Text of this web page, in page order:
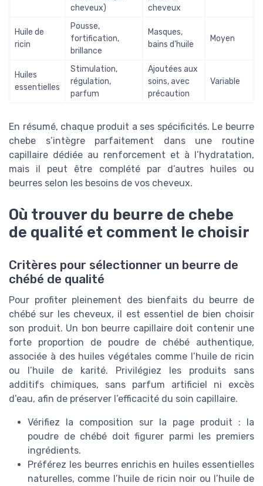
cheveux)
cheveux
Huile de
ricin
Pousse,
fortification,
brillance
Masques,
bains d’huile
Moyen
Huiles
essentielles
Stimulation,
régulation,
parfum
Ajoutées aux
soins, avec
précaution
Variable
En résumé, chaque produit a ses spécificités. Le beurre
chebe s’intègre parfaitement dans une routine
capillaire dédiée au renforcement et à l’hydratation,
mais il peut être complété par d’autres huiles ou
beurres selon les besoins de vos cheveux.
Où trouver du beurre de chebe
de qualité et comment le choisir
Critères pour sélectionner un beurre de
chébé de qualité
Pour profiter pleinement des bienfaits du beurre de
chébé sur les cheveux, il est essentiel de bien choisir
son produit. Un bon beurre capillaire doit contenir une
forte proportion de poudre de chébé authentique,
associée à des huiles végétales comme l’huile de ricin
ou l’huile de karité. Privilégiez les produits sans
additifs chimiques, sans parfum artificiel ni excès
d’eau, afin de préserver l’efficacité du soin capillaire.
Vérifiez la composition sur la page produit : la
poudre de chébé doit figurer parmi les premiers
ingrédients.
Préférez les beurres enrichis en huiles essentielles
naturelles, comme l’huile de ricin noir ou l’huile de